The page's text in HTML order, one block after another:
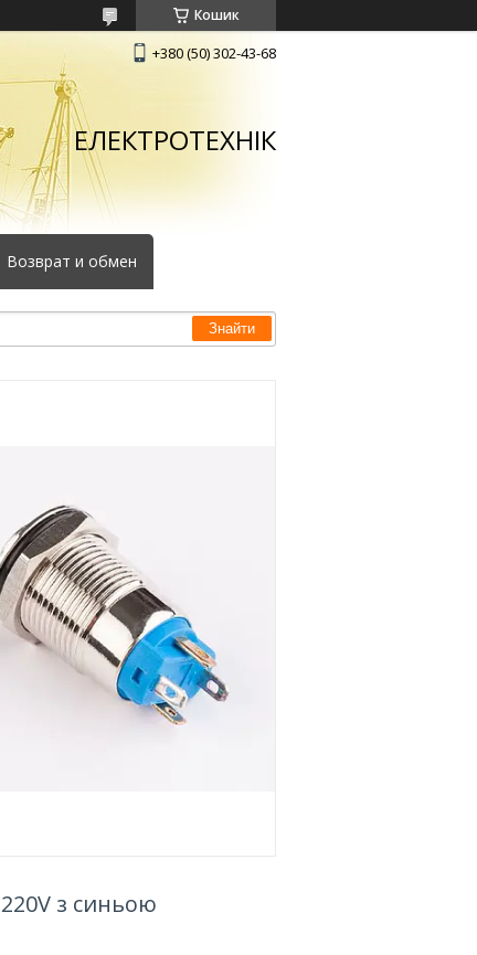
Кошик
+380 (50) 302-43-68
ЕЛЕКТРОТЕХНІК
Возврат и обмен
Знайти
з синьою